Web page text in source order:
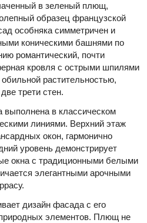
в зеленый плющ,
образец французской
особняка симметричен и
коническими башнями по
романтический, почти
кровля с острыми шпилями
растительностью,
трети стен.
выполнена в классическом
линиями. Верхний этаж
окон, гармонично
уровень демонстрирует
окна с традиционными белыми
элегантными арочными
дизайн фасада с его
элементов. Плющ не